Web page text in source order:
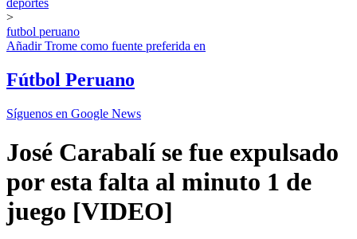
>
futbol peruano
AñadirTrome como fuente preferida en
Fútbol Peruano
Síguenos en Google News
José Carabalí se fue expulsado
por esta falta al minuto 1 de
juego [VIDEO]